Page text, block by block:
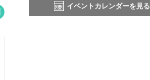
イベントカレンダーを見る